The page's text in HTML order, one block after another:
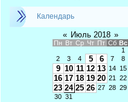
Календарь
« Июль 2018 »
Пн Вт Ср Чт Пт Сб Вс
1
2
3 4 5 6 7 8
9 10 11 12 13 14 15
16 17 18 19 20 21 22
23 24 25 26 27 28 29
30 31